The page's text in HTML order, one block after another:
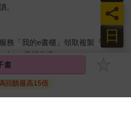
。
務「我的e書櫃」領取複製『兌換
進行兌換。
所購買的電子書僅能以金石堂專屬
法以其他閱讀器或直接下載檔案。
日
員